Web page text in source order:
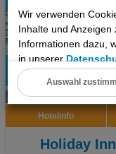
Wir verwenden
Inhalte und
Informationen dazu,
in unserer
Datenschutz- und
Cookie
Auswahl
Hotelinfo
Holiday